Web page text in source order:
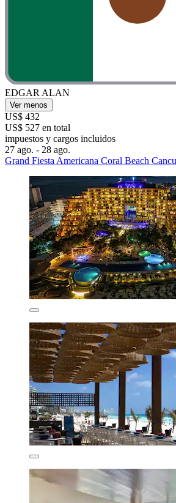
EDGAR ALAN
Ver menos
US$ 432
US$ 527 en total
impuestos y cargos incluidos
27 ago. - 28 ago.
Grand Fiesta Americana Coral Beach